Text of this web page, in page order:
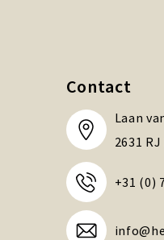
Contact
Laan
2631
+31 (0)